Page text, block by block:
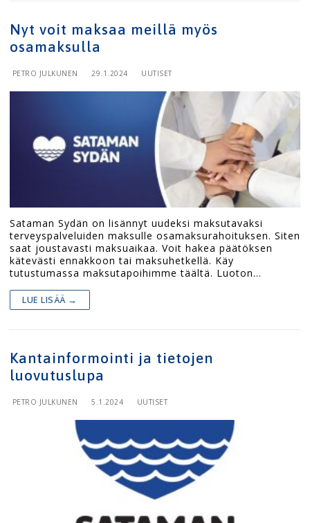
Nyt voit maksaa meillä myös
osamaksulla
PETRO JULKUNEN 29.1.2024 UUTISET
Sataman Sydän on lisännyt uudeksi maksutavaksi
terveyspalveluiden maksulle osamaksurahoituksen. Siten
saat joustavasti maksuaikaa. Voit hakea päätöksen
kätevästi ennakkoon tai maksuhetkellä. Käy
tutustumassa maksutapoihimme täältä. Luoton…
LUE LISÄÄ →
Kantainformointi ja tietojen
luovutuslupa
PETRO JULKUNEN 5.1.2024 UUTISET